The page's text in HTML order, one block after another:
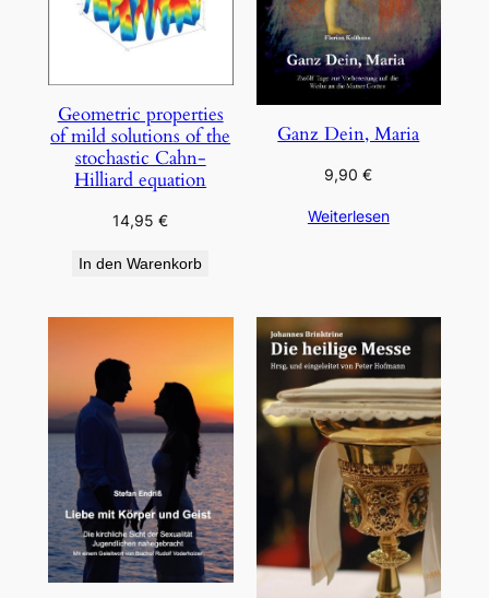
Geometric properties
of mild solutions of the
stochastic Cahn-
Hilliard equation
14,95€
In den Warenkorb
Ganz Dein, Maria
9,90€
Weiterlesen